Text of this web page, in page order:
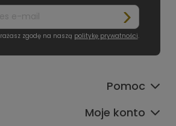
zgodę na naszą politykę prywatności.
Pomoc
Moje konto